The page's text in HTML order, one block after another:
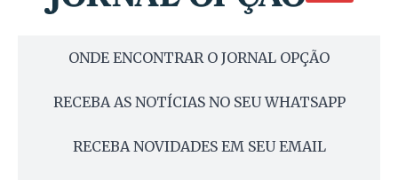
ONDE ENCONTRAR O JORNAL OPÇÃO
RECEBA AS NOTÍCIAS NO SEU WHATSAPP
RECEBA NOVIDADES EM SEU EMAIL